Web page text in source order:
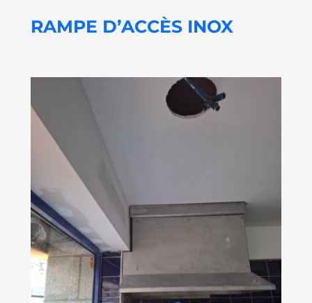
RAMPE D’ACCÈS INOX